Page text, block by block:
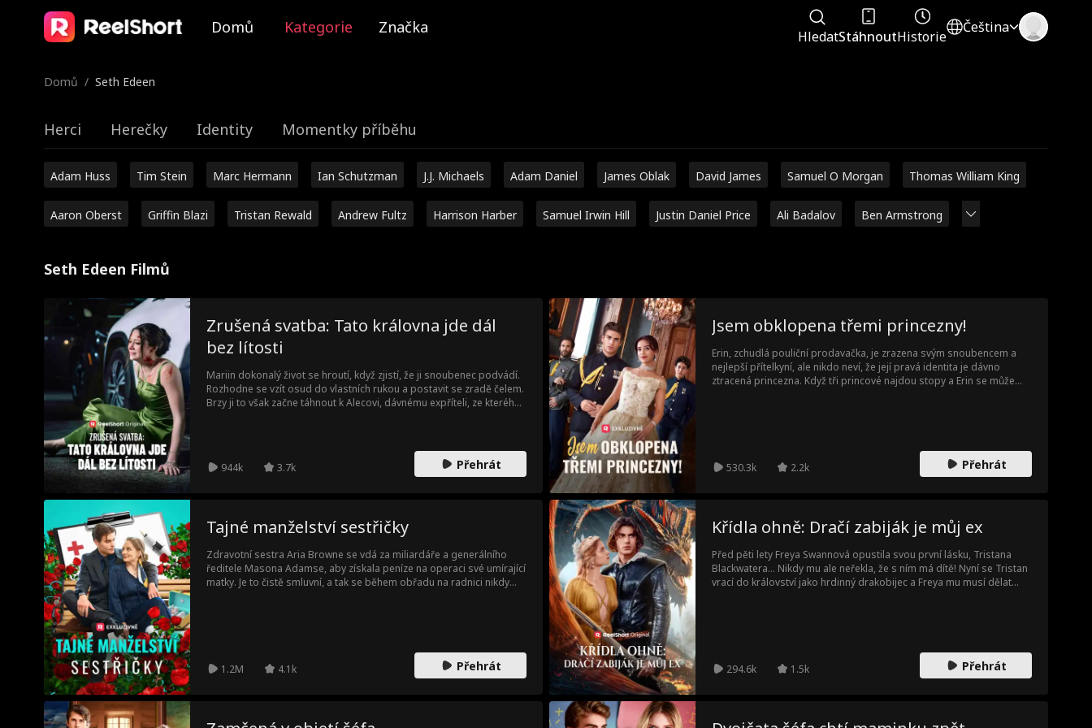
Domů Kategorie Značka HledatStáhnoutHistorie
Čeština
Domů / Seth Edeen
Herci Herečky Identity Momentky příběhu
Adam Huss Tim Stein Marc Hermann Ian Schutzman J.J. Michaels Adam Daniel James Oblak David James Samuel O Morgan Thomas William King
Aaron Oberst Griffin Blazi Tristan Rewald Andrew Fultz Harrison Harber Samuel Irwin Hill Justin Daniel Price Ali Badalov Ben Armstrong
Seth Edeen Filmů
Zrušená svatba: Tato královna jde dál
bez lítosti
Mariin dokonalý život se hroutí, když zjistí, že ji snoubenec podvádí.
Rozhodne se vzít osud do vlastních rukou a postavit se zradě čelem.
Brzy ji to však začne táhnout k Alecovi, dávnému expříteli, ze kterého
944k
3.7k Přehrát
Jsem obklopena třemi princezny!
Erin, zchudlá pouliční prodavačka, je zrazena svým snoubencem a
nejlepší přítelkyní, ale nikdo neví, že její pravá identita je dávno
ztracená princezna. Když tři princové najdou stopy a Erin se může
530.3k 2.2k Přehrát
Tajné manželství sestřičky
Zdravotní sestra Aria Browne se vdá za miliardáře a generálního
ředitele Masona Adamse, aby získala peníze na operaci své umírající
matky. Je to čistě smluvní, a tak se během obřadu na radnici nikdy
rozvést se svou ženou, aniž by tušil, že je to právě ta žena, do které
se zamiloval.
1.2M 4.1k Přehrát
Křídla ohně: Dračí zabiják je můj ex
Před pěti lety Freya Swannová opustila svou první lásku, Tristana
Blackwatera... Nikdy mu ale neřekla, že s ním má dítě! Nyní se Tristan
vrací do království jako hrdinný drakobijec a Freya mu musí dělat
294.6k 1.5k Přehrát